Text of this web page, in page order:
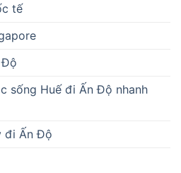
tế
Độ
sống Huế đi Ấn Độ nhanh
đi Ấn Độ